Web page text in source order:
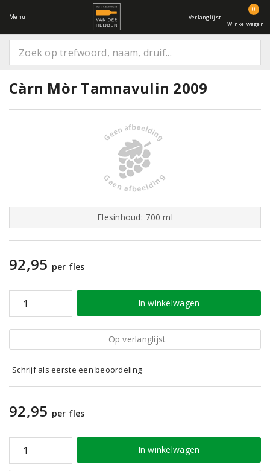
Menu Verlanglijst
0
Winkelwagen
Càrn Mòr Tamnavulin 2009
Flesinhoud: 700 ml
92,95 per fles
In winkelwagen
Op verlanglijst
Schrijf als eerste een beoordeling
92,95 per fles
In winkelwagen